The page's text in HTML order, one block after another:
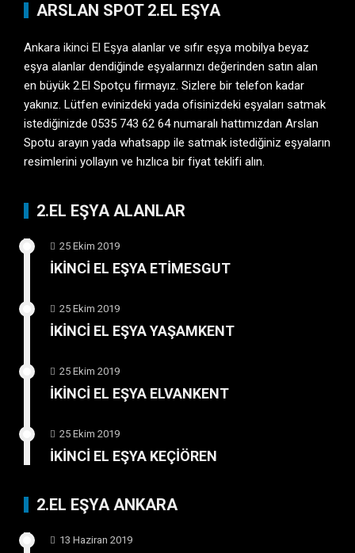
ARSLAN SPOT 2.EL EŞYA
Ankara ikinci El Eşya alanlar ve sıfır eşya mobilya beyaz
eşya alanlar dendiğinde eşyalarınızı değerinden satın alan
en büyük 2.El Spotçu firmayız. Sizlere bir telefon kadar
yakınız. Lütfen evinizdeki yada ofisinizdeki eşyaları satmak
istediğinizde 0535 743 62 64 numaralı hattımızdan Arslan
Spotu arayın yada whatsapp ile satmak istediğiniz eşyaların
resimlerini yollayın ve hızlıca bir fiyat teklifi alın.
2.EL EŞYA ALANLAR
25 Ekim 2019
İKİNCİ EL EŞYA ETİMESGUT
25 Ekim 2019
İKİNCİ EL EŞYA YAŞAMKENT
25 Ekim 2019
İKİNCİ EL EŞYA ELVANKENT
25 Ekim 2019
İKİNCİ EL EŞYA KEÇİÖREN
2.EL EŞYA ANKARA
13 Haziran 2019